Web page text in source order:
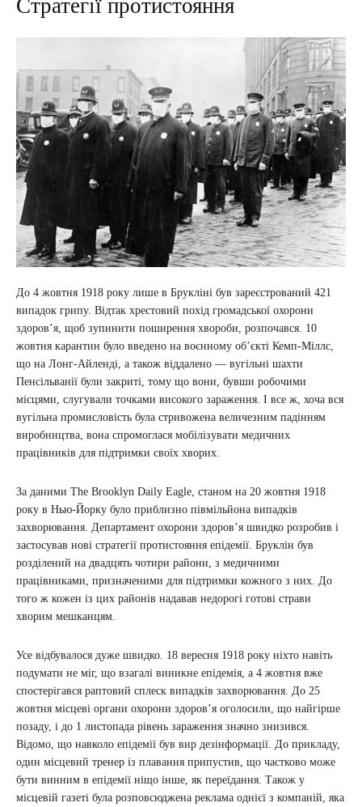
Стратегії протистояння
До 4 жовтня 1918 року лише в Брукліні був зареєстрований 421
випадок грипу. Відтак хрестовий похід громадської охорони
здоров’я, щоб зупинити поширення хвороби, розпочався. 10
жовтня карантин було введено на воєнному об’єкті Кемп-Міллс,
що на Лонг-Айленді, а також віддалено — вугільні шахти
Пенсільванії були закриті, тому що вони, бувши робочими
місцями, слугували точками високого зараження. І все ж, хоча вся
вугільна промисловість була стривожена величезним падінням
виробництва, вона спромоглася мобілізувати медичних
працівників для підтримки своїх хворих.
За даними The Brooklyn Daily Eagle, станом на 20 жовтня 1918
року в Нью-Йорку було приблизно півмільйона випадків
захворювання. Департамент охорони здоров’я швидко розробив і
застосував нові стратегії протистояння епідемії. Бруклін був
розділений на двадцять чотири райони, з медичними
працівниками, призначеними для підтримки кожного з них. До
того ж кожен із цих районів надавав недорогі готові страви
хворим мешканцям.
Усе відбувалося дуже швидко. 18 вересня 1918 року ніхто навіть
подумати не міг, що взагалі виникне епідемія, а 4 жовтня вже
спостерігався раптовий сплеск випадків захворювання. До 25
жовтня місцеві органи охорони здоров’я оголосили, що найгірше
позаду, і до 1 листопада рівень зараження значно знизився.
Відомо, що навколо епідемії був вир дезінформації. До прикладу,
один місцевий тренер із плавання припустив, що частково може
бути винним в епідемії ніщо інше, як переїдання. Також у
місцевій газеті була розповсюджена реклама однієї з компаній, яка